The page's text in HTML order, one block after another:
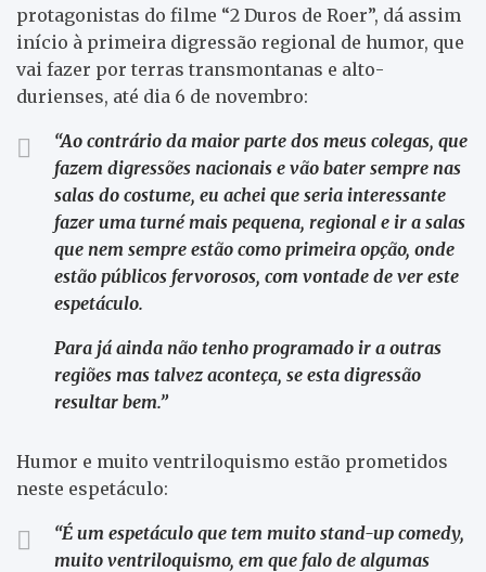
protagonistas do filme “2 Duros de Roer”, dá assim
início à primeira digressão regional de humor, que
vai fazer por terras transmontanas e alto-
durienses, até dia 6 de novembro:
“Ao contrário da maior parte dos meus colegas, que
fazem digressões nacionais e vão bater sempre nas
salas do costume, eu achei que seria interessante
fazer uma turné mais pequena, regional e ir a salas
que nem sempre estão como primeira opção, onde
estão públicos fervorosos, com vontade de ver este
espetáculo.
Para já ainda não tenho programado ir a outras
regiões mas talvez aconteça, se esta digressão
resultar bem.”
Humor e muito ventriloquismo estão prometidos
neste espetáculo:
“É um espetáculo que tem muito stand-up comedy,
muito ventriloquismo, em que falo de algumas